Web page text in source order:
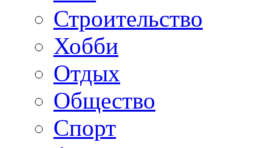
Строительство
Хобби
Отдых
Общество
Спорт